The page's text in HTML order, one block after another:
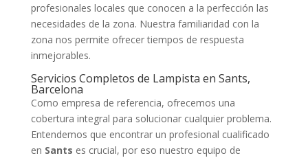
profesionales locales que conocen a la perfección las
necesidades de la zona. Nuestra familiaridad con la
zona nos permite ofrecer tiempos de respuesta
inmejorables.
Servicios Completos de Lampista en Sants,
Barcelona
Como empresa de referencia, ofrecemos una
cobertura integral para solucionar cualquier problema.
Entendemos que encontrar un profesional cualificado
en Sants es crucial, por eso nuestro equipo de